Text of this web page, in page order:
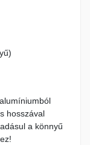
hosszával
a könnyű